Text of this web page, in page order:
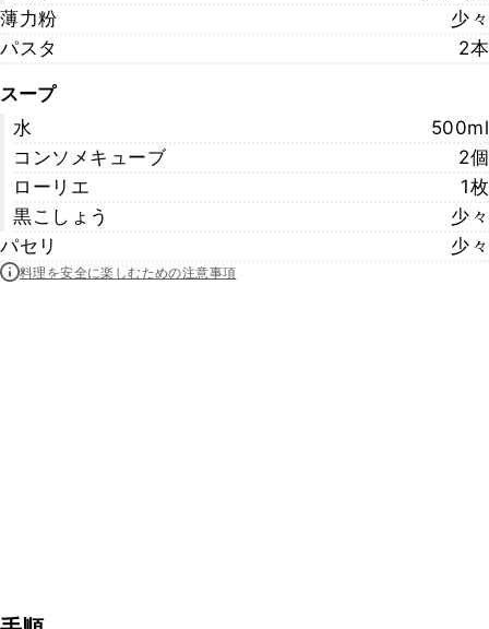
薄力粉
少々
パスタ
2本
スープ
水
500ml
コンソメキューブ
2個
ローリエ
1枚
黒こしょう
少々
パセリ
少々
料理を安全に楽しむための注意事項